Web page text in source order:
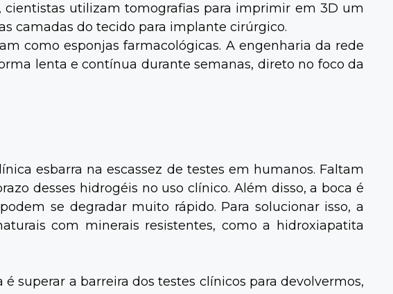
cientistas utilizam tomografias para imprimir em 3D um
camadas do tecido para implante cirúrgico.
como esponjas farmacológicas. A engenharia da rede
lenta e contínua durante semanas, direto no foco da
esbarra na escassez de testes em humanos. Faltam
desses hidrogéis no uso clínico. Além disso, a boca é
se degradar muito rápido. Para solucionar isso, a
com minerais resistentes, como a hidroxiapatita
superar a barreira dos testes clínicos para devolvermos,